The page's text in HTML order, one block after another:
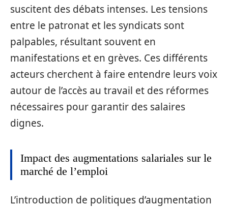
suscitent des débats intenses. Les tensions
entre le patronat et les syndicats sont
palpables, résultant souvent en
manifestations et en grèves. Ces différents
acteurs cherchent à faire entendre leurs voix
autour de l’accès au travail et des réformes
nécessaires pour garantir des salaires
dignes.
Impact des augmentations salariales sur le
marché de l’emploi
L’introduction de politiques d’augmentation